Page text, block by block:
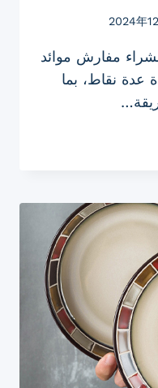
2024年
مفارش موائد
نقاط، بما